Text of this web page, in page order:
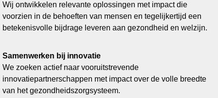
Wij ontwikkelen relevante oplossingen met impact die
voorzien in de behoeften van mensen en tegelijkertijd een
betekenisvolle bijdrage leveren aan gezondheid en welzijn.
Samenwerken bij innovatie
We zoeken actief naar vooruitstrevende
innovatiepartnerschappen met impact over de volle breedte
van het gezondheidszorgsysteem.